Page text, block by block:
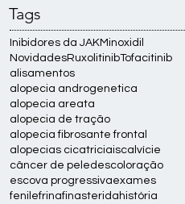
Tags
Inibidores da JAKMinoxidil
NovidadesRuxolitinibTofacitinib
alisamentos
alopecia androgenetica
alopecia areata
alopecia de tração
alopecia fibrosante frontal
alopecias cicatriciaiscalvície
câncer de peledescoloração
escova progressivaexames
fenilefrinafinasterida história